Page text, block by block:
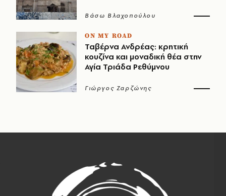
Βάσω Βλαχοπούλου
ON MY ROAD
Ταβέρνα Ανδρέας: κρητική
κουζίνα και μοναδική θέα στην
Αγία Τριάδα Ρεθύμνου
Γιώργος Ζαρζώνης